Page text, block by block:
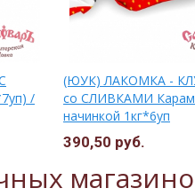
/
(ЮУК) ЛАКОМКА -
со СЛИВКАМИ
начинкой 1кг*6уп
390,50 руб.